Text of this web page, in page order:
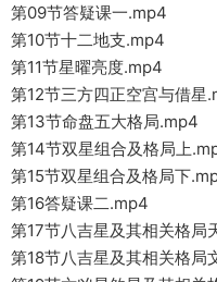
第09节答疑课一.mp4
第10节十二地支.mp4
第11节星曜亮度.mp4
第12节三方四正空宫与借星
第13节命盘五大格局.mp4
第14节双星组合及格局上
第15节双星组合及格局下
第16答疑课二.mp4
第17节八吉星及其相关格局
第18节八吉星及其相关格局